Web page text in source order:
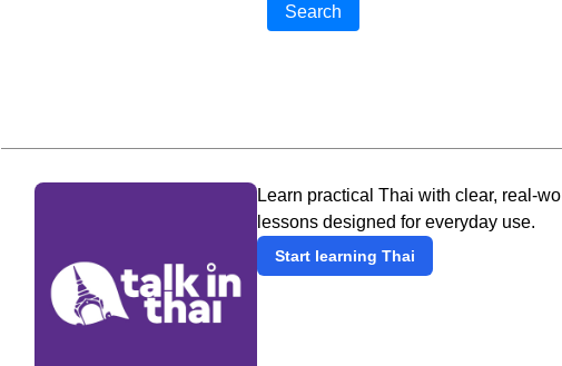
Search
Learn practical Thai with clear, real-
lessons designed for everyday use.
Start learning Thai